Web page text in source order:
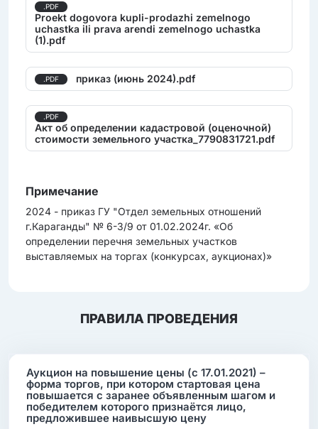
.PDF
Proekt dogovora kupli-prodazhi zemelnogo
uchastka ili prava arendi zemelnogo uchastka
(1).pdf
.PDF приказ (июнь 2024).pdf
.PDF
Акт об определении кадастровой (оценочной)
стоимости земельного участка_7790831721.pdf
Примечание
2024 - приказ ГУ "Отдел земельных отношений
г.Караганды" № 6-3/9 от 01.02.2024г. «Об
определении перечня земельных участков
выставляемых на торгах (конкурсах, аукционах)»
ПРАВИЛА ПРОВЕДЕНИЯ
Аукцион на повышение цены (с 17.01.2021) –
форма торгов, при котором стартовая цена
повышается с заранее объявленным шагом и
победителем которого признаётся лицо,
предложившее наивысшую цену